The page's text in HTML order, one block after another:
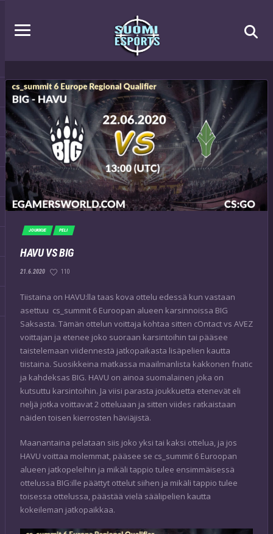
JOUKKUE PELI
HAVU VS BIG
21.6.2020 110
Tiistaina on HAVU:lla taas kova ottelu edessä kun vastaan
asettuu cs_summit 6 Euroopan alueen karsinnoissa BIG
Saksasta. Tämän ottelun voittaja kohtaa sitten cOntact vs AVEZ
voittajan ja etenee joko suoraan karsintoihin tai pääsee
taistelemaan viidennestä jatkopaikasta lisäpelien kautta
tiistaina. Suosikkeina matkassa maailmanlista kakkonen fnatic
ja kahdeksas BIG. HAVU on ainoa suomalainen joka on
kutsuttu karsintoihin. Ja viisi parasta joukkuetta etenevät eli
neljä jotka voittavat 2 otteluaan ja sitten viides ratkaistaan
näiden toisen kierrosten häviäjistä.
Maanantaina pelataan siis joko yksi tai kaksi ottelua, ja jos
HAVU voittaa molemmat, pääsee se cs_summit 6 Euroopan
alueen jatkopeleihin ja mikäli tappio tulee ensimmäisessä
ottelussa BIG:ille päättyt ottelut siihen ja mikäli tappio tulee
toisessa ottelussa, päästää vielä säälipelien kautta
kokeileman jatkopaikkaa.